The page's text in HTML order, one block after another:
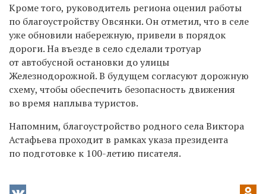
Кроме того, руководитель региона оценил работы
по благоустройству Овсянки. Он отметил, что в селе
уже обновили набережную, привели в порядок
дороги. На въезде в село сделали тротуар
от автобусной остановки до улицы
Железнодорожной. В будущем согласуют дорожную
схему, чтобы обеспечить безопасность движения
во время наплыва туристов.
Напомним, благоустройство родного села Виктора
Астафьева проходит в рамках указа президента
по подготовке к 100-летию писателя.